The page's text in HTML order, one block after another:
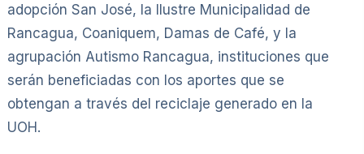
adopción San José, la Ilustre Municipalidad de
Rancagua, Coaniquem, Damas de Café, y la
agrupación Autismo Rancagua, instituciones que
serán beneficiadas con los aportes que se
obtengan a través del reciclaje generado en la
UOH.